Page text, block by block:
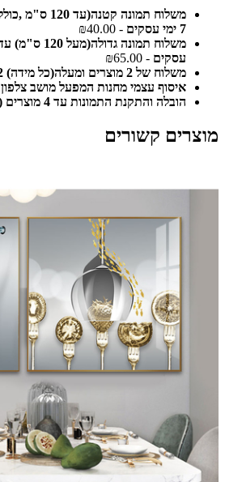
7 ימי עסקים
- ₪40.00
עסקים - ₪65.00
משלוח של 2 מוצרים ומעלה(כל מידה) 5-12 ימי עסקים
איסוף עצמי מחנות המפעל מושב צלפון
הובלה והתקנת התמונות עד 4 מוצרים (לא באילת)
מוצרים קשורים